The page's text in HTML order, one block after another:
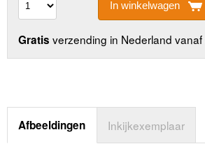
In winkelwagen
Gratis verzending in Nederland
Afbeeldingen Inkijkexemplaar